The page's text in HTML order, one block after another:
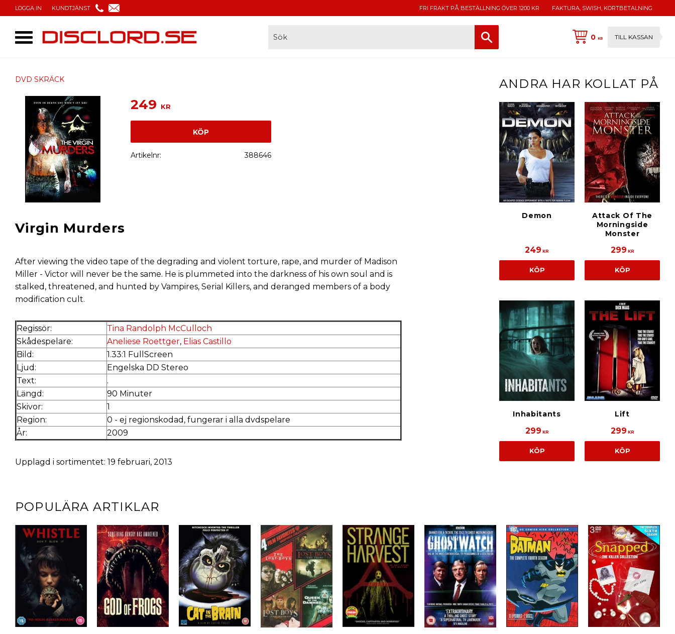
LOGGA IN KUNDTJÄNST FRI FRAKT PÅ BESTÄLLNING ÖVER 1200 KR FAKTURA, SWISH, KORTBETALNING
0KR TILL KASSAN
DVD SKRÄCK
249 KR
KÖP
Artikelnr 388646
Virgin Murders
After viewing the video tape of the degrading and violent torture, rape, and murder of Madison
Miller - Victor will never be the same. He is plummeted into the darkness of his own soul and is
stalked, threatened, and hunted by Vampires, Serial Killers, and deranged members of a body
modification cult.
Regissör:
Tina Randolph McCulloch
Skådespelare:
Aneliese Roettger, Elias Castillo
Bild:
1.33:1 FullScreen
Ljud:
Engelska DD Stereo
Text:
.
Längd:
90 Minuter
Skivor:
1
Region:
0 - ej regionskodad, fungerar i alla dvdspelare
År:
2009
Upplagd i sortimentet: 19 februari, 2013
ANDRA HAR KOLLAT PÅ
Demon
249 KR
KÖP
Attack Of The
Morningside
Monster
299 KR
KÖP
Inhabitants
299 KR
KÖP
Lift
299 KR
KÖP
POPULÄRA ARTIKLAR